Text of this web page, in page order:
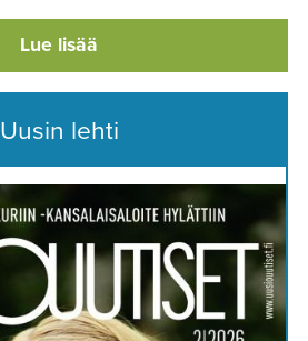
Lue lisää
Uusin lehti